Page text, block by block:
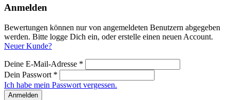
Anmelden
Bewertungen können nur von angemeldeten Benutzern abgegeben
werden. Bitte logge Dich ein, oder erstelle einen neuen Account.
Neuer Kunde?
Deine E-Mail-Adresse *
Dein Passwort *
Ich habe mein Passwort vergessen.
Anmelden